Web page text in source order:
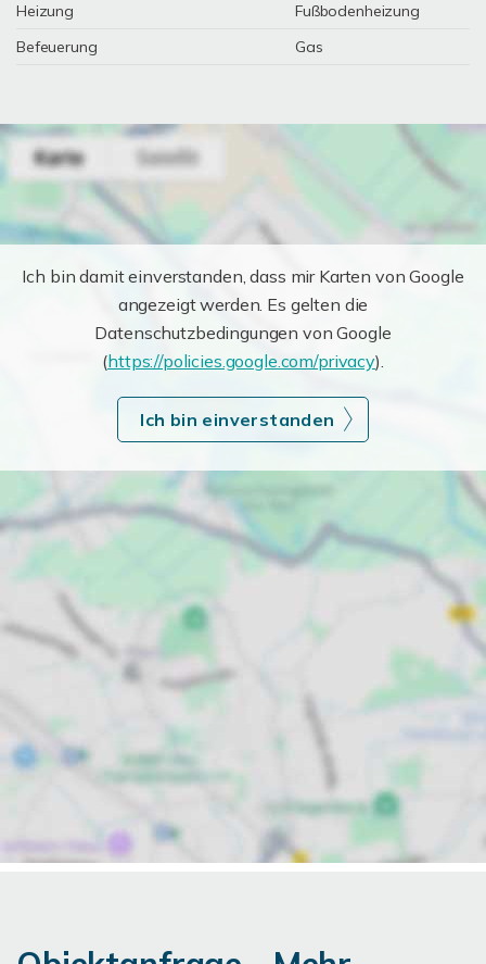
Heizung
Fußbodenheizung
Befeuerung
Gas
Ich bin damit einverstanden, dass mir Karten von Google
angezeigt werden. Es gelten die
Datenschutzbedingungen von Google
(https://policies.google.com/privacy).
Ich bin einverstanden